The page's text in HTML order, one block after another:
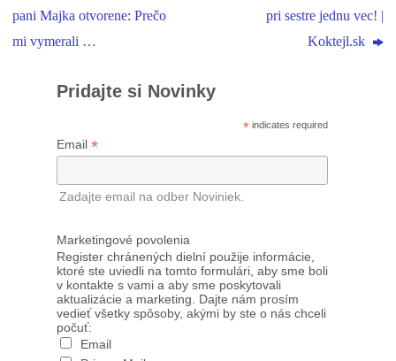
pani Majka otvorene: Prečo
mi vymerali …
pri sestre jednu vec! |
Koktejl.sk
Pridajte si Novinky
* indicates required
Email *
Zadajte email na odber Noviniek.
Marketingové povolenia
Register chránených dielní použije informácie,
ktoré ste uviedli na tomto formulári, aby sme boli
v kontakte s vami a aby sme poskytovali
aktualizácie a marketing. Dajte nám prosím
vedieť všetky spôsoby, akými by ste o nás chceli
počuť:
Email